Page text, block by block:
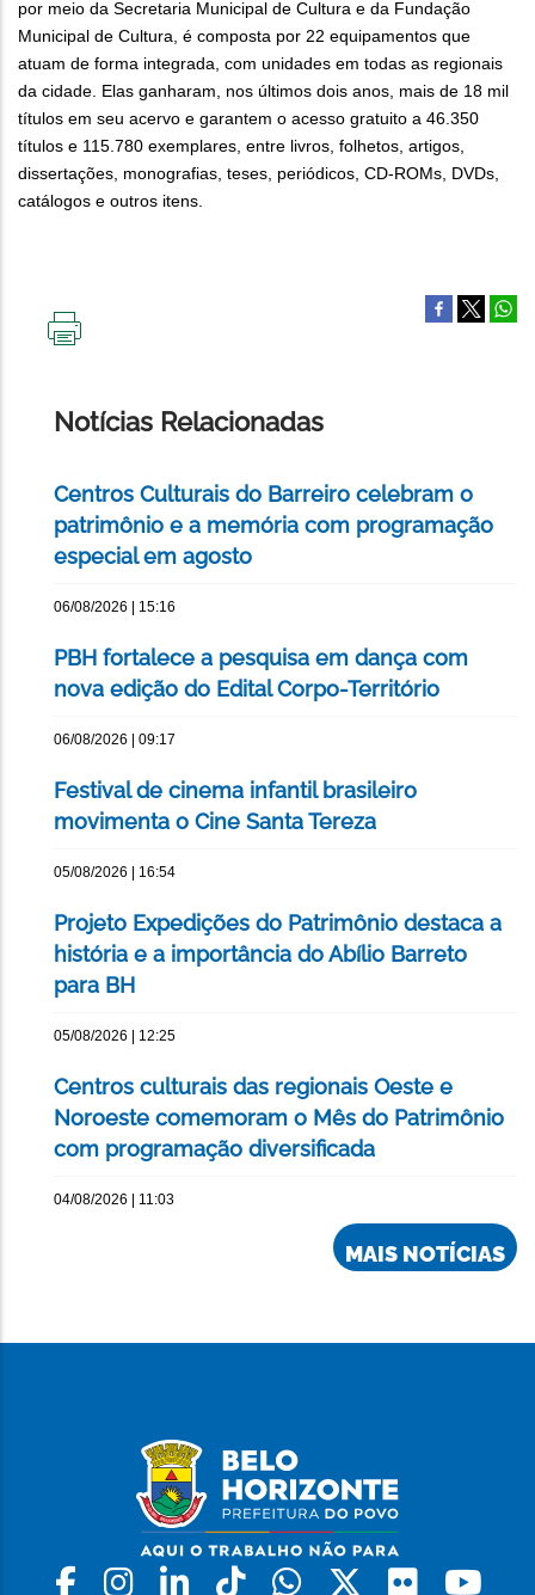
por meio da Secretaria Municipal de Cultura e da Fundação
Municipal de Cultura, é composta por 22 equipamentos que
atuam de forma integrada, com unidades em todas as regionais
da cidade. Elas ganharam, nos últimos dois anos, mais de 18 mil
títulos em seu acervo e garantem o acesso gratuito a 46.350
títulos e 115.780 exemplares, entre livros, folhetos, artigos,
dissertações, monografias, teses, periódicos, CD-ROMs, DVDs,
catálogos e outros itens.
Notícias Relacionadas
Centros Culturais do Barreiro celebram o
patrimônio e a memória com programação
especial em agosto
06/08/2026 | 15:16
PBH fortalece a pesquisa em dança com
nova edição do Edital Corpo-Território
06/08/2026 | 09:17
Festival de cinema infantil brasileiro
movimenta o Cine Santa Tereza
05/08/2026 | 16:54
Projeto Expedições do Patrimônio destaca a
história e a importância do Abílio Barreto
para BH
05/08/2026 | 12:25
Centros culturais das regionais Oeste e
Noroeste comemoram o Mês do Patrimônio
com programação diversificada
04/08/2026 | 11:03
MAIS NOTÍCIAS
Facebook
Instagram
LinkedinTiktokWhatsapp
X Flickr